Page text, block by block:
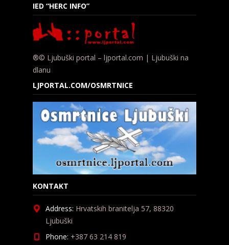
IED “HERC INFO”
®© Ljubuški portal – ljportal.com | Ljubuški na
dlanu
LJPORTAL.COM/OSMRTNICE
KONTAKT
Address: Hrvatskih branitelja 57, 88320
Ljubuški
Phone: +387 63 214 819